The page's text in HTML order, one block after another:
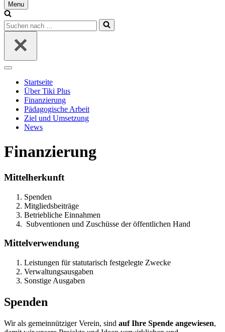
Menu
Navigations-
Menü
Suchen
nach …
Navigations-
Startseite
Über Tiki Plus
Finanzierung
Pädagogische Arbeit
Ziel und Umsetzung
News
Finanzierung
Mittelherkunft
Spenden
Mitgliedsbeiträge
Betriebliche Einnahmen
Subventionen und Zuschüsse der öffentlichen Hand
Mittelverwendung
Leistungen für statutarisch festgelegte Zwecke
Verwaltungsausgaben
Sonstige Ausgaben
Spenden
Wir als gemeinnütziger Verein, sind auf Ihre Spende angewiesen,